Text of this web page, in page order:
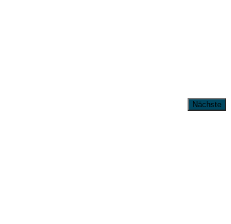
Nächste